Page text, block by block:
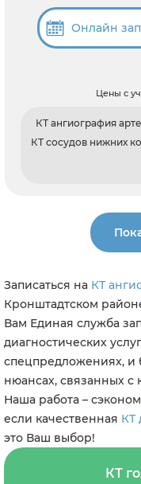
Онлайн
Цены с
КТ ангиография
КТ сосудов нижних
Записаться на КТ
Кронштадтском
Вам Единая служба
диагностических
спецпредложениях, и
нюансах, связанных
Наша работа –
если качественная КТ
это Ваш выбор!
КТ